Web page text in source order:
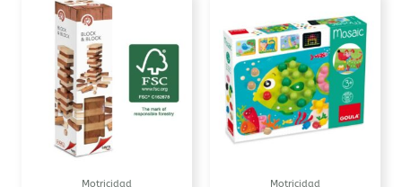
Motricidad Motricidad